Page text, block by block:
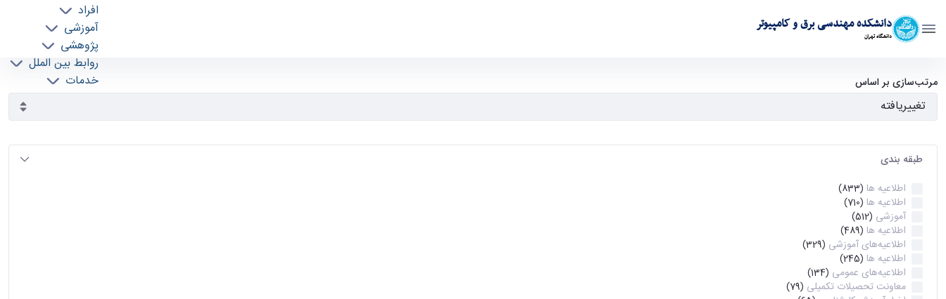
دانشکده مهندسی برق و کامپیوتر
دانشگاه تهران
افراد
آموزشی
پژوهشی
روابط بین الملل
خدمات
آرشیو اطلاعیه ها - ece- دانشکده مهندسی برق و کامپیوتر
مرتب‌سازی بر اساس
طبقه بندی
اطلاعیه ها (833)
اطلاعیه ها (710)
آموزشی (512)
اطلاعیه ها (489)
اطلاعیه‌های‌ آموزشی (329)
اطلاعیه ها (245)
اطلاعیه‌های عمومی (134)
معاونت تحصیلات تکمیلی (79)